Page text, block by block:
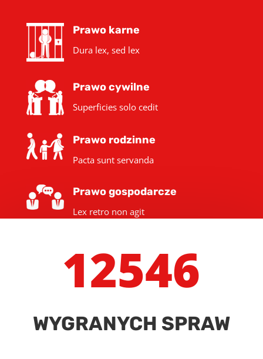
Prawo karne
Dura lex, sed lex
Prawo cywilne
Superficies solo cedit
Prawo rodzinne
Pacta sunt servanda
Prawo gospodarcze
Lex retro non agit
12546
WYGRANYCH SPRAW